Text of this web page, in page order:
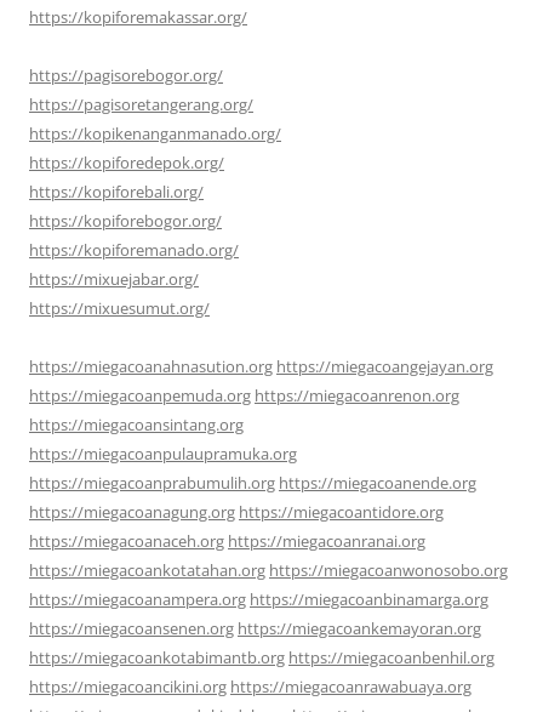
https://kopiforemakassar.org/
https://pagisorebogor.org/
https://pagisoretangerang.org/
https://kopikenanganmanado.org/
https://kopiforedepok.org/
https://kopiforebali.org/
https://kopiforebogor.org/
https://kopiforemanado.org/
https://mixuejabar.org/
https://mixuesumut.org/
https://miegacoanahnasution.org https://miegacoangejayan.org
https://miegacoanpemuda.org https://miegacoanrenon.org
https://miegacoansintang.org
https://miegacoanpulaupramuka.org
https://miegacoanprabumulih.org https://miegacoanende.org
https://miegacoanagung.org https://miegacoantidore.org
https://miegacoanaceh.org https://miegacoanranai.org
https://miegacoankotatahan.org https://miegacoanwonosobo.org
https://miegacoanampera.org https://miegacoanbinamarga.org
https://miegacoansenen.org https://miegacoankemayoran.org
https://miegacoankotabimantb.org https://miegacoanbenhil.org
https://miegacoancikini.org https://miegacoanrawabuaya.org